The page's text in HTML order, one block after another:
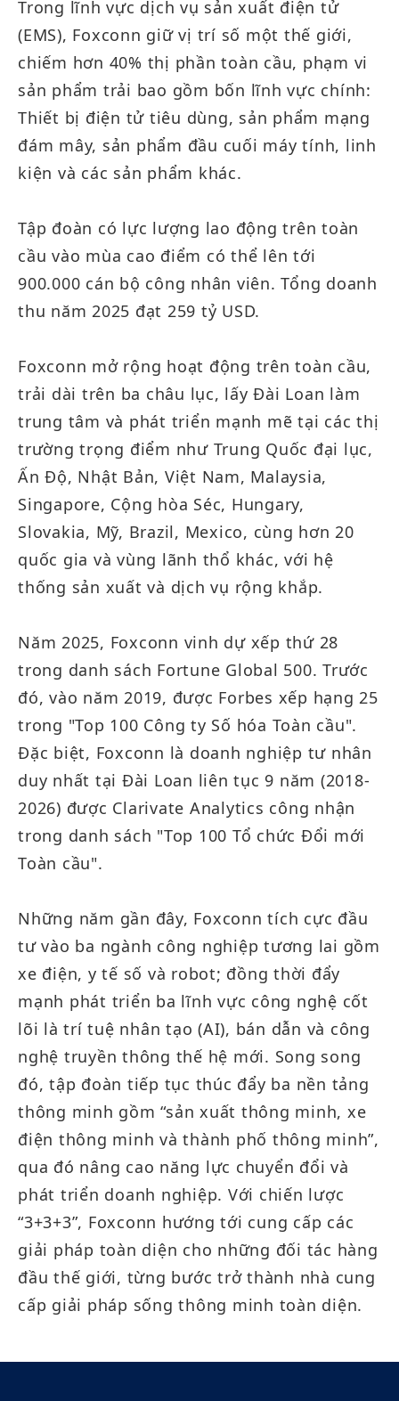
Trong lĩnh vực dịch vụ sản xuất điện tử
(EMS), Foxconn giữ vị trí số một thế giới,
chiếm hơn 40% thị phần toàn cầu, phạm vi
sản phẩm trải bao gồm bốn lĩnh vực chính:
Thiết bị điện tử tiêu dùng, sản phẩm mạng
đám mây, sản phẩm đầu cuối máy tính, linh
kiện và các sản phẩm khác.
Tập đoàn có lực lượng lao động trên toàn
cầu vào mùa cao điểm có thể lên tới
900.000 cán bộ công nhân viên. Tổng doanh
thu năm 2025 đạt 259 tỷ USD.
Foxconn mở rộng hoạt động trên toàn cầu,
trải dài trên ba châu lục, lấy Đài Loan làm
trung tâm và phát triển mạnh mẽ tại các thị
trường trọng điểm như Trung Quốc đại lục,
Ấn Độ, Nhật Bản, Việt Nam, Malaysia,
Singapore, Cộng hòa Séc, Hungary,
Slovakia, Mỹ, Brazil, Mexico, cùng hơn 20
quốc gia và vùng lãnh thổ khác, với hệ
thống sản xuất và dịch vụ rộng khắp.
Năm 2025, Foxconn vinh dự xếp thứ 28
trong danh sách Fortune Global 500. Trước
đó, vào năm 2019, được Forbes xếp hạng 25
trong "Top 100 Công ty Số hóa Toàn cầu".
Đặc biệt, Foxconn là doanh nghiệp tư nhân
duy nhất tại Đài Loan liên tục 9 năm (2018-
2026) được Clarivate Analytics công nhận
trong danh sách "Top 100 Tổ chức Đổi mới
Toàn cầu".
Những năm gần đây, Foxconn tích cực đầu
tư vào ba ngành công nghiệp tương lai gồm
xe điện, y tế số và robot; đồng thời đẩy
mạnh phát triển ba lĩnh vực công nghệ cốt
lõi là trí tuệ nhân tạo (AI), bán dẫn và công
nghệ truyền thông thế hệ mới. Song song
đó, tập đoàn tiếp tục thúc đẩy ba nền tảng
thông minh gồm “sản xuất thông minh, xe
điện thông minh và thành phố thông minh”,
qua đó nâng cao năng lực chuyển đổi và
phát triển doanh nghiệp. Với chiến lược
“3+3+3”, Foxconn hướng tới cung cấp các
giải pháp toàn diện cho những đối tác hàng
đầu thế giới, từng bước trở thành nhà cung
cấp giải pháp sống thông minh toàn diện.